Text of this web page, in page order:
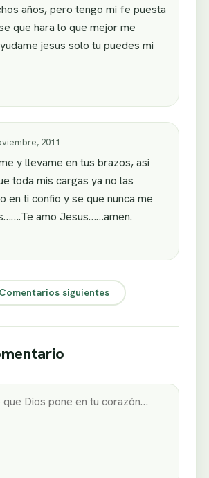
años, pero tengo mi fe puesta
que hara lo que mejor me
jesus solo tu puedes mi
2011
y llevame en tus brazos, asi
toda mis cargas ya no las
en ti confio y se que nunca me
amo Jesus……amen.
Comentarios siguientes